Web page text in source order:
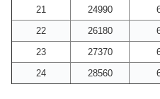
21
24990
22
26180
23
27370
24
28560